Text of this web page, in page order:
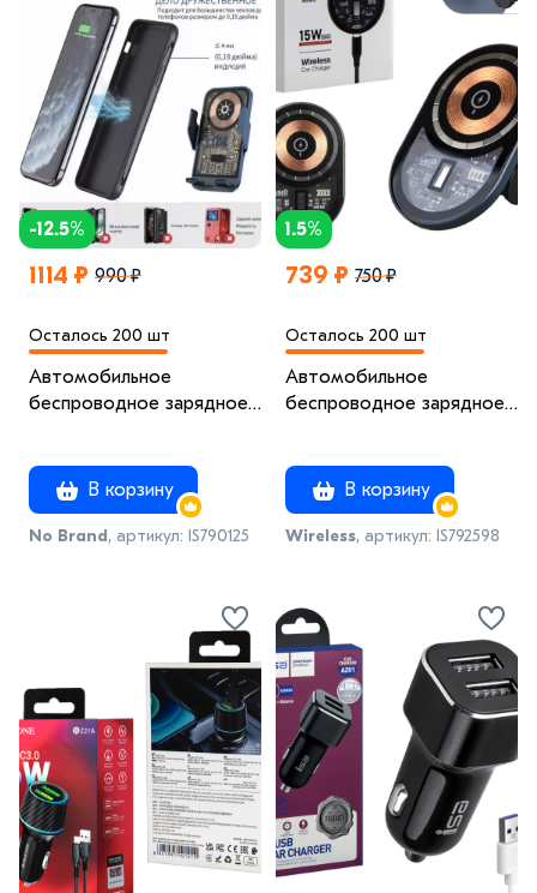
-12.5%
1114 ₽ 990 ₽
Осталось 200 шт
Автомобильное
беспроводное зарядное
В корзину
No Brand, артикул: IS790125
1.5%
739 ₽ 750 ₽
Осталось 200 шт
Автомобильное
беспроводное зарядное
В корзину
Wireless, артикул: IS792598